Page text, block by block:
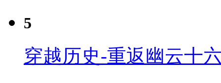
5
穿越历史-重返幽云十